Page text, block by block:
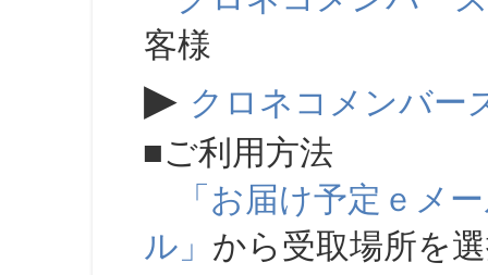
客様
▶ クロネコメンバー
■ご利用方法
「お届け予定ｅメ
ル」 から受取場所を